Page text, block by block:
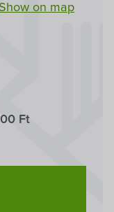
Show on map
Ft